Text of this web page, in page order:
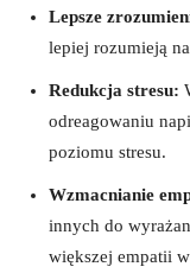
Lepsze
lepiej rozumieją
Redukcja stresu:
odreagowaniu
poziomu stresu.
Wzmacnianie
innych do
większej empatii